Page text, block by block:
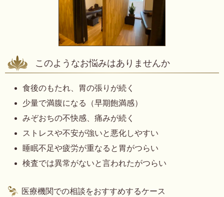
このようなお悩みはありませんか
食後のもたれ、胃の張りが続く
少量で満腹になる（早期飽満感）
みぞおちの不快感、痛みが続く
ストレスや不安が強いと悪化しやすい
睡眠不足や疲労が重なると胃がつらい
検査では異常がないと言われたがつらい
医療機関での相談をおすすめするケース